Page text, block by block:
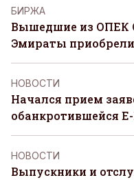
БИРЖА
Вышедшие из ОПЕК
Эмираты
НОВОСТИ
Начался прием
обанкротившейся
НОВОСТИ
Выпускники и